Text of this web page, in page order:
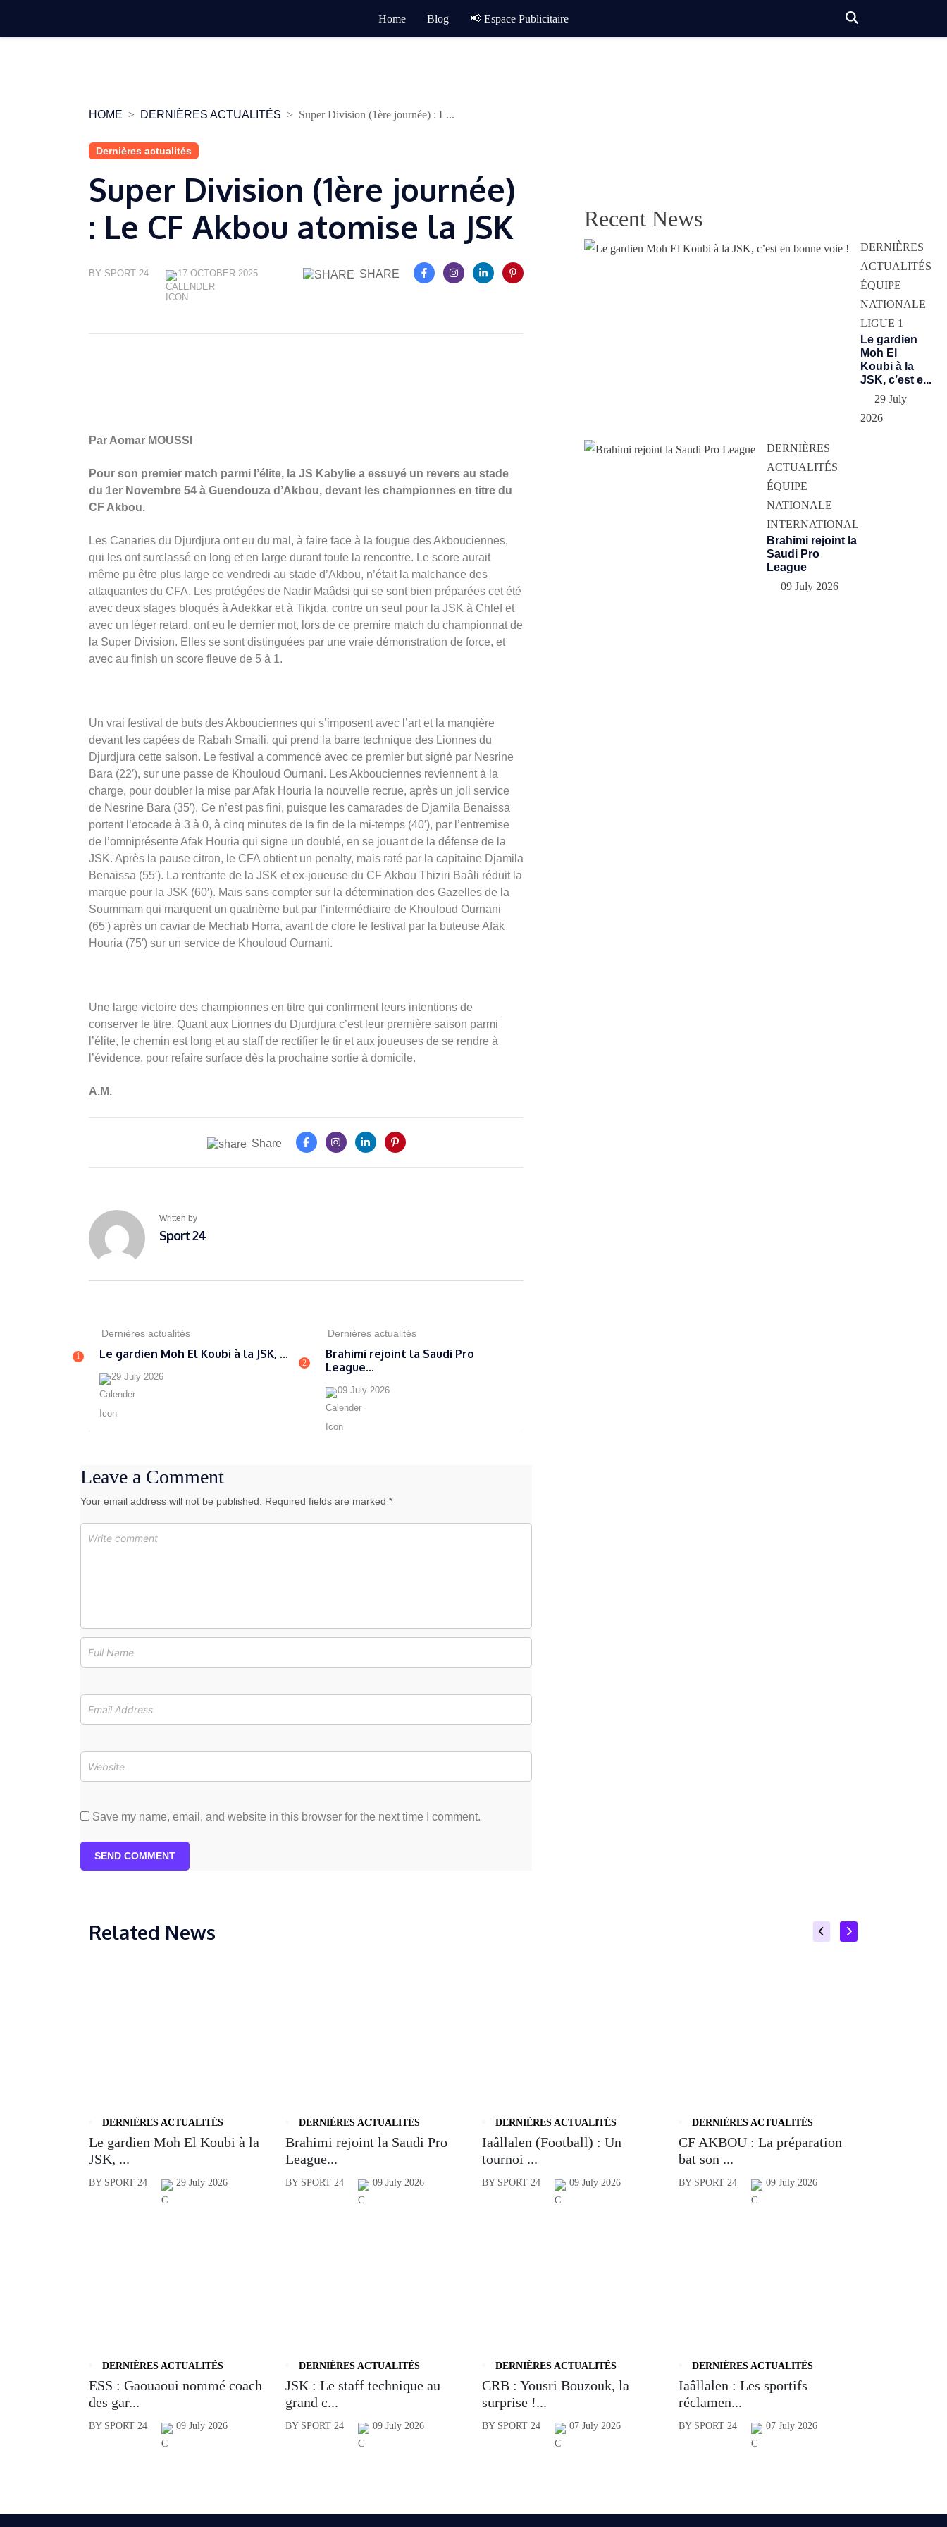
Home Blog 📢 Espace Publicitaire
HOME DERNIÈRES ACTUALITÉS Super Division (1ère journée) : L...
Dernières actualités
Super Division (1ère journée)
: Le CF Akbou atomise la JSK
BY SPORT 24 17 OCTOBER 2025 SHARE
Par Aomar MOUSSI
Pour son premier match parmi l’élite, la JS Kabylie a essuyé un revers au stade
du 1er Novembre 54 à Guendouza d’Akbou, devant les championnes en titre du
CF Akbou.
Les Canaries du Djurdjura ont eu du mal, à faire face à la fougue des Akbouciennes,
qui les ont surclassé en long et en large durant toute la rencontre. Le score aurait
même pu être plus large ce vendredi au stade d’Akbou, n’était la malchance des
attaquantes du CFA. Les protégées de Nadir Maâdsi qui se sont bien préparées cet été
avec deux stages bloqués à Adekkar et à Tikjda, contre un seul pour la JSK à Chlef et
avec un léger retard, ont eu le dernier mot, lors de ce premire match du championnat de
la Super Division. Elles se sont distinguées par une vraie démonstration de force, et
avec au finish un score fleuve de 5 à 1.
Un vrai festival de buts des Akbouciennes qui s’imposent avec l’art et la manqière
devant les capées de Rabah Smaili, qui prend la barre technique des Lionnes du
Djurdjura cette saison. Le festival a commencé avec ce premier but signé par Nesrine
Bara (22′), sur une passe de Khouloud Ournani. Les Akbouciennes reviennent à la
charge, pour doubler la mise par Afak Houria la nouvelle recrue, après un joli service
de Nesrine Bara (35′). Ce n’est pas fini, puisque les camarades de Djamila Benaissa
portent l’etocade à 3 à 0, à cinq minutes de la fin de la mi-temps (40′), par l’entremise
de l’omniprésente Afak Houria qui signe un doublé, en se jouant de la défense de la
JSK. Après la pause citron, le CFA obtient un penalty, mais raté par la capitaine Djamila
Benaissa (55′). La rentrante de la JSK et ex-joueuse du CF Akbou Thiziri Baâli réduit la
marque pour la JSK (60′). Mais sans compter sur la détermination des Gazelles de la
Soummam qui marquent un quatrième but par l’intermédiaire de Khouloud Ournani
(65′) après un caviar de Mechab Horra, avant de clore le festival par la buteuse Afak
Houria (75′) sur un service de Khouloud Ournani.
Une large victoire des championnes en titre qui confirment leurs intentions de
conserver le titre. Quant aux Lionnes du Djurdjura c’est leur première saison parmi
l’élite, le chemin est long et au staff de rectifier le tir et aux joueuses de se rendre à
l’évidence, pour refaire surface dès la prochaine sortie à domicile.
A.M.
Share
Written by
Sport 24
1
Dernières actualités
Le gardien Moh El Koubi à la JSK, ...
29 July 2026
2
Dernières actualités
Brahimi rejoint la Saudi Pro
League...
09 July 2026
Leave a Comment
Your email address will not be published. Required fields are marked *
Save my name, email, and website in this browser for the next time I comment.
SEND COMMENT
Recent News
DERNIÈRES
ACTUALITÉS
ÉQUIPE
NATIONALE
LIGUE 1
Le gardien
Moh El
Koubi à la
JSK, c’est e...
29 July
2026
DERNIÈRES
ACTUALITÉS
ÉQUIPE
NATIONALE
INTERNATIONAL
Brahimi rejoint la
Saudi Pro
League
09 July 2026
Related News
DERNIÈRES ACTUALITÉS
Le gardien Moh El Koubi à la
JSK, ...
BY SPORT 24 29 July 2026
DERNIÈRES ACTUALITÉS
Brahimi rejoint la Saudi Pro
League...
BY SPORT 24 09 July 2026
DERNIÈRES ACTUALITÉS
Iaâllalen (Football) : Un
tournoi ...
BY SPORT 24 09 July 2026
DERNIÈRES ACTUALITÉS
CF AKBOU : La préparation
bat son ...
BY SPORT 24 09 July 2026
DERNIÈRES ACTUALITÉS
ESS : Gaouaoui nommé coach
des gar...
BY SPORT 24 09 July 2026
DERNIÈRES ACTUALITÉS
JSK : Le staff technique au
grand c...
BY SPORT 24 09 July 2026
DERNIÈRES ACTUALITÉS
CRB : Yousri Bouzouk, la
surprise !...
BY SPORT 24 07 July 2026
DERNIÈRES ACTUALITÉS
Iaâllalen : Les sportifs
réclamen...
BY SPORT 24 07 July 2026